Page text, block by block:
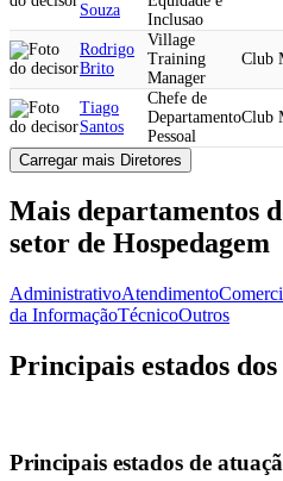
Souza
Inclusao
Rodrigo
Brito
Village
Training
Manager
Club
Tiago
Santos
Chefe de
Departamento
Pessoal
Club
Carregar mais Diretores
Mais departamentos
setor de Hospedagem
AdministrativoAtendimento
da InformaçãoTécnicoOutros
Principais estados
Principais estados de